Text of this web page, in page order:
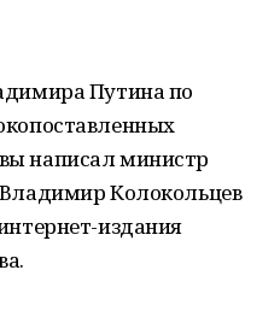
Путина по
написал министр
Колокольцев
издания